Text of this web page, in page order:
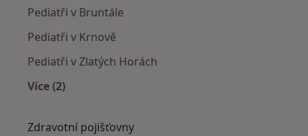
Pediatři v Bruntále
Pediatři v Krnově
Pediatři v Zlatých Horách
Více (2)
Zdravotní pojišťovny